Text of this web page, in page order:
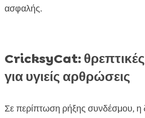
ασφαλής.
CricksyCat: θρεπτικές
για υγιείς αρθρώσεις
Σε περίπτωση ρήξης συνδέσμου, η